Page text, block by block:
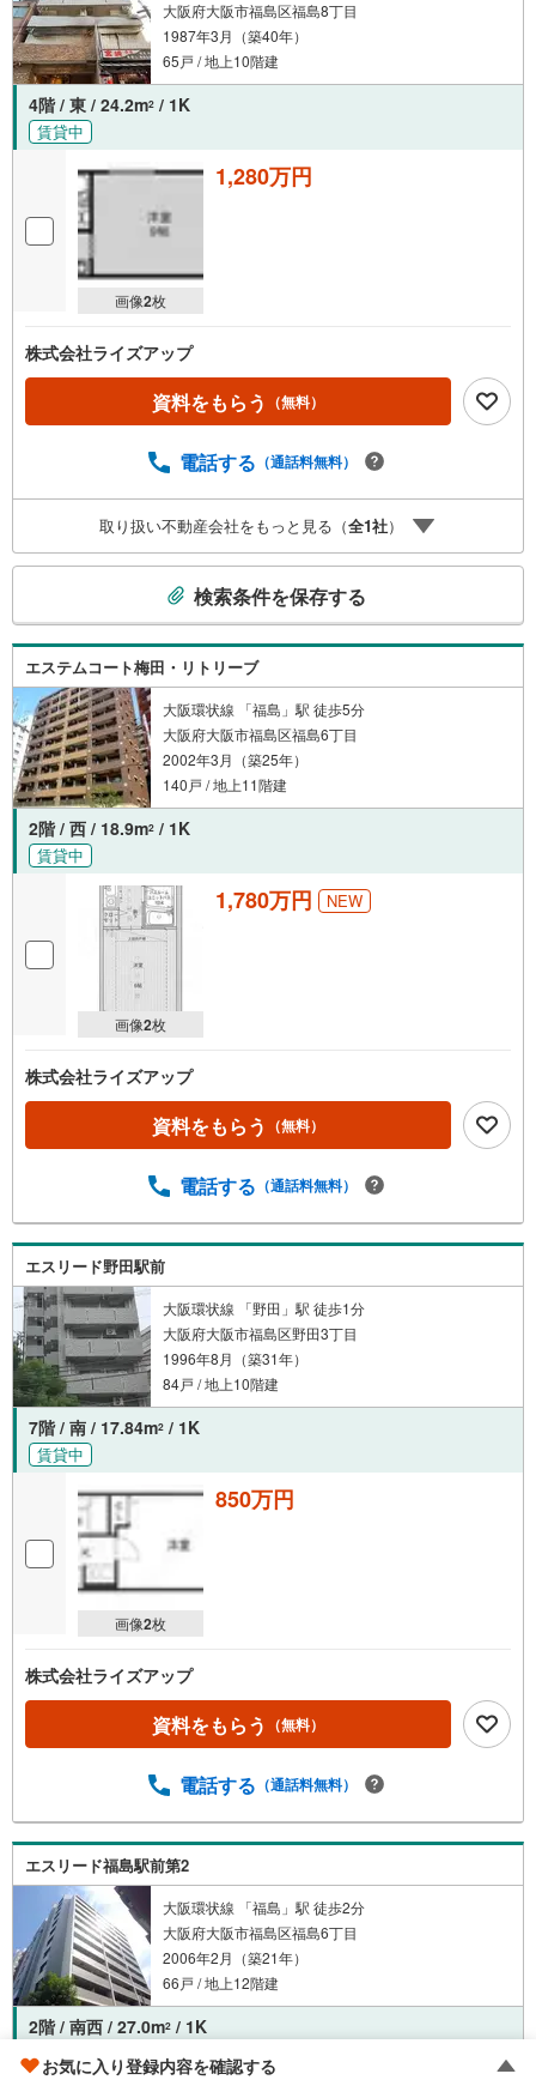
大阪府大阪市福島区福島8丁目
1987年3月（築40年）
65戸 / 地上10階建
4階 / 東 / 24.2m2 / 1K
賃貸中
画像2枚
1,280万円
株式会社ライズアップ
資料をもらう （無料）
電話する （通話料無料）
取り扱い不動産会社をもっと見る（全1社）
検
索
条
件
で
通
知
を
け
・
条
イ
ペ
存
す
る
検索条件を保存する
エステムコート梅田・リトリーブ
大阪環状線 「福島」駅 徒歩5分
大阪府大阪市福島区福島6丁目
2002年3月（築25年）
140戸 / 地上11階建
2階 / 西 / 18.9m2 / 1K
賃貸中
画像2枚
1,780万円 NEW
株式会社ライズアップ
資料をもらう （無料）
電話する （通話料無料）
エスリード野田駅前
大阪環状線 「野田」駅 徒歩1分
大阪府大阪市福島区野田3丁目
1996年8月（築31年）
84戸 / 地上10階建
7階 / 南 / 17.84m2 / 1K
賃貸中
画像2枚
850万円
株式会社ライズアップ
資料をもらう （無料）
電話する （通話料無料）
エスリード福島駅前第2
大阪環状線 「福島」駅 徒歩2分
大阪府大阪市福島区福島6丁目
2006年2月（築21年）
66戸 / 地上12階建
2階 / 南西 / 27.0m2 / 1K
賃貸中
お気に入り登録内容を確認する